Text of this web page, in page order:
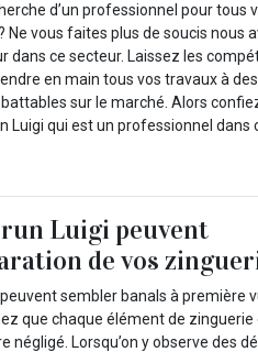
d’un professionnel pour tous
vous faites plus de soucis nous
dans ce secteur. Laissez les
en main tous vos travaux à
sur le marché. Alors
Luigi qui est un professionnel dans
Luigi peuvent
de vos
sembler banals à première
que chaque élément de zinguerie
négligé. Lorsqu’on y observe des